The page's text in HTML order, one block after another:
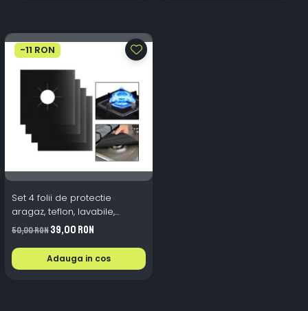
-11 RON
Set 4 folii de protectie
aragaz, teflon, lavabile,
reutilizabile, Negru/Gri
50,00 RON39,00 RON
Adauga in cos